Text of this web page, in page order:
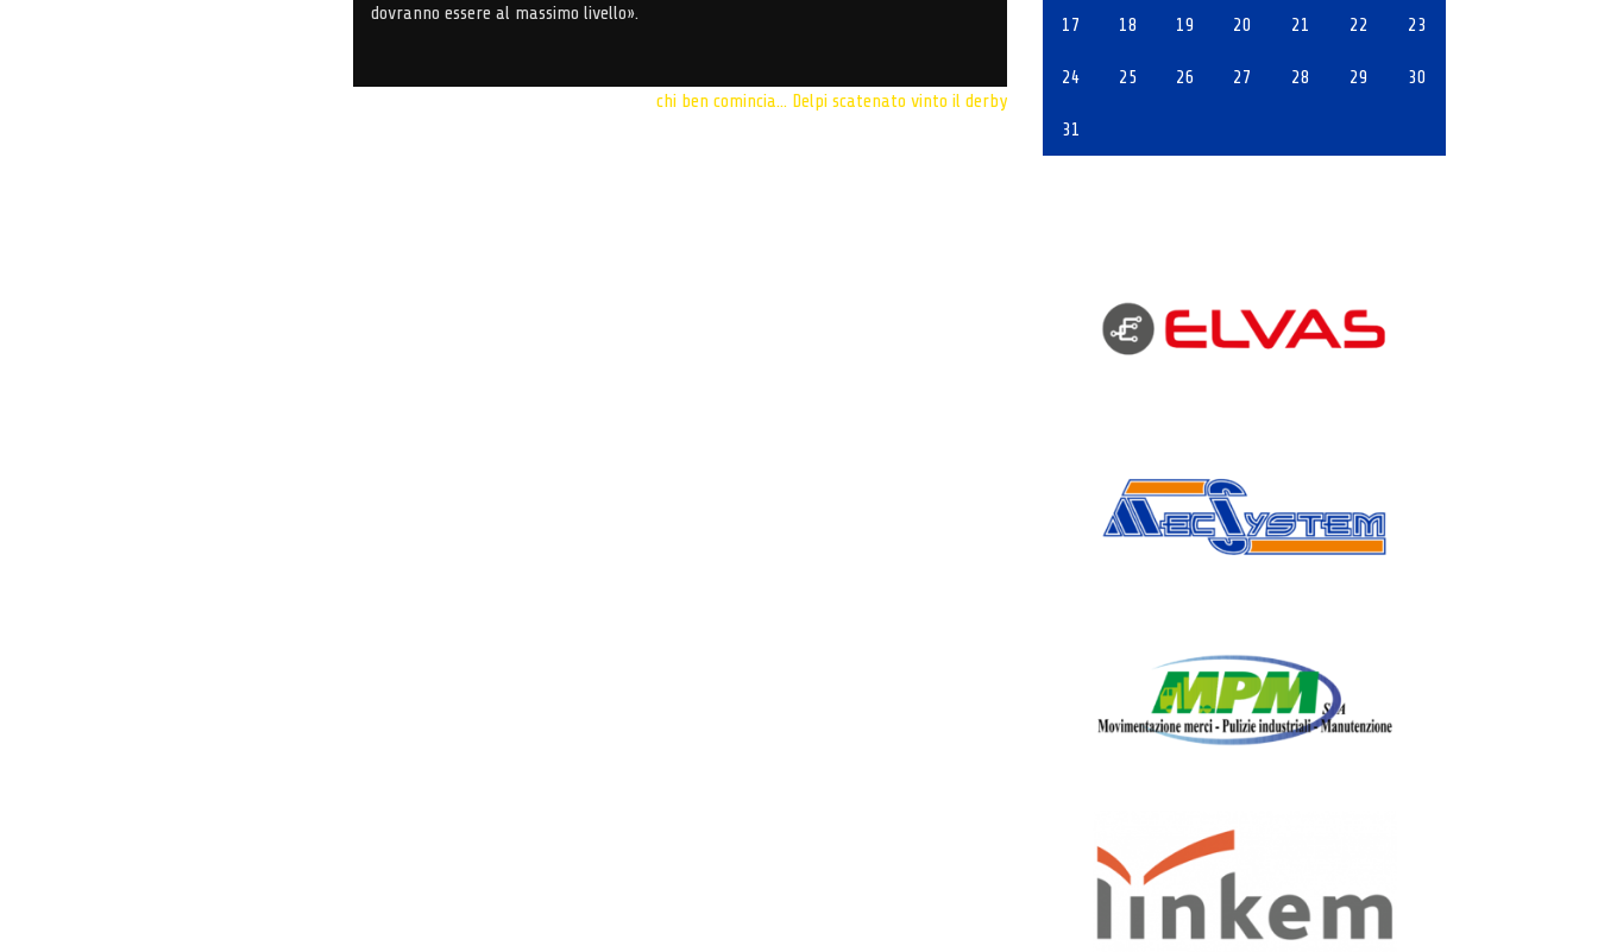
dovranno essere al massimo livello».
chi ben comincia... Delpi scatenato vinto il derby
17 18 19 20 21 22 23
24 25 26 27 28 29 30
31